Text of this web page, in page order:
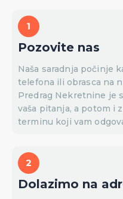
Pozovite nas
Naša saradnja počinje
telefona ili obrasca na
Predrag Nekretnine je
vaša pitanja, a potom i
terminu koji vam
Dolazimo na